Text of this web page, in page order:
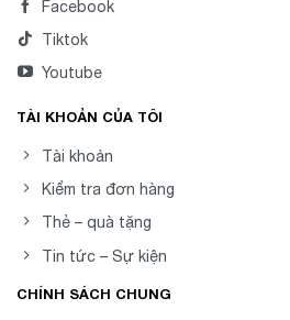
Facebook
Tiktok
Youtube
TÀI KHOẢN CỦA TÔI
Tài khoản
Kiểm tra đơn hàng
Thẻ – quà tặng
Tin tức – Sự kiện
CHÍNH SÁCH CHUNG